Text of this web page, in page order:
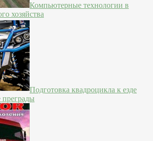
Компьютерные технологии в
хозяйства
Подготовка квадроцикла к езде
преграды